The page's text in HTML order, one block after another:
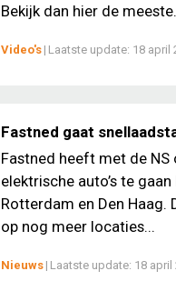
Bekijk dan hier de
Video's | Laatste update: 18 april
Fastned gaat
Fastned heeft met de
elektrische auto’s te
Rotterdam en Den
op nog meer locaties...
Nieuws | Laatste update: 18 april